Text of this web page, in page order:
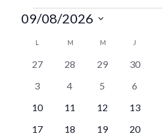
09/08/2026
date.
Calendrier
de
Évènements
L M M J
0
27
0
28
0
29
0
30
0
3
0
4
0
5
0
6
0
10
0
11
0
12
0
13
0
17
0
18
0
19
0
20